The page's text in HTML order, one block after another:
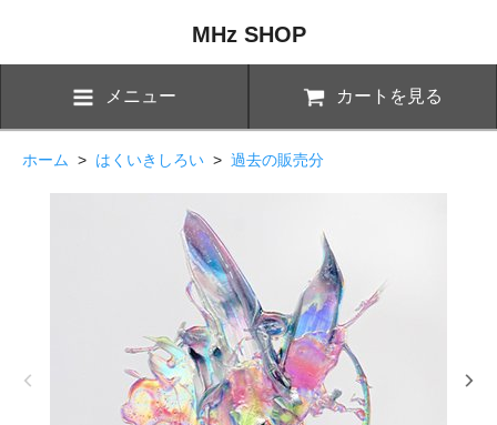
MHz SHOP
メニュー カートを見る
ホーム > はくいきしろい > 過去の販売分